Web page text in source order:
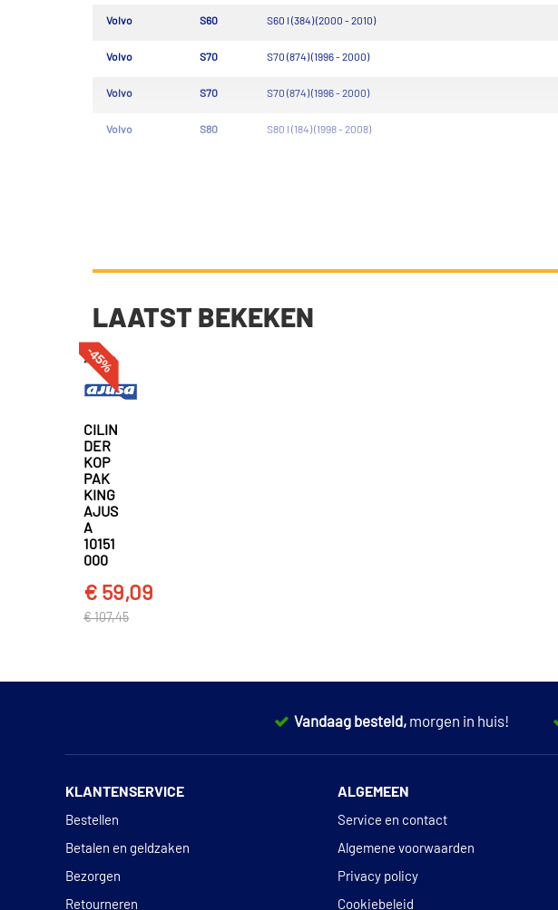
Volvo S60 S60 I (384) (2000 - 2010)
Volvo S70 S70 (874) (1996 - 2000)
Volvo S70 S70 (874) (1996 - 2000)
Volvo S80 S80 I (184) (1998 - 2008)
LAATST BEKEKEN
-45%
CILIN
DER
KOP
PAK
KING
AJUS
A
10151
000
€ 59,09
€ 107,45
Vandaag besteld, morgen in huis!
KLANTENSERVICE
Bestellen
Betalen en geldzaken
Bezorgen
Retourneren
ALGEMEEN
Service en contact
Algemene voorwaarden
Privacy policy
Cookiebeleid